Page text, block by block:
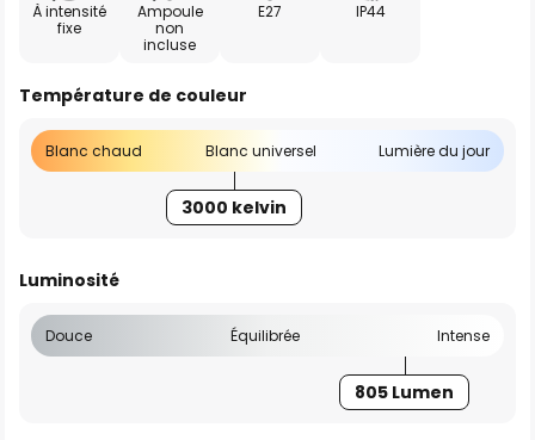
À intensité
fixe
Ampoule
non
incluse
E27 IP44
Température de couleur
Blanc chaud Blanc universel Lumière du jour
3000 kelvin
Luminosité
Douce Équilibrée Intense
805 Lumen